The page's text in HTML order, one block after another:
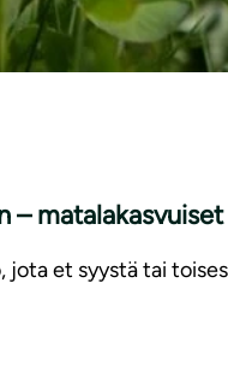
–
jota et syystä tai